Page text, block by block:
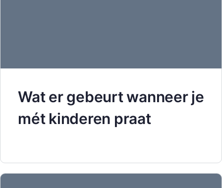
Wat er gebeurt wanneer je
mét kinderen praat